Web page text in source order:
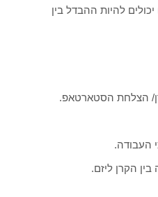
להיות ההבדל בין
הצלחת הסטארטאפ.
העבודה.
הקרן ליזם.